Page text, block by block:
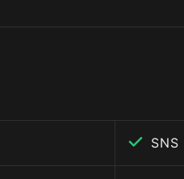
SNS